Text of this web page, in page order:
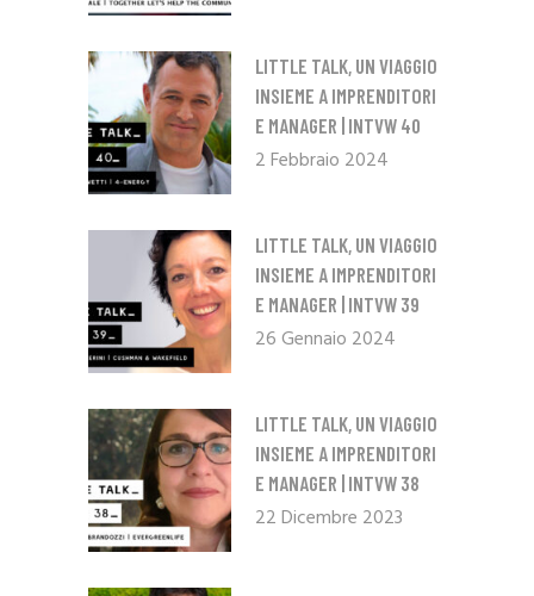
LITTLE TALK, UN VIAGGIO
INSIEME A IMPRENDITORI
E MANAGER | INTVW 40
2 Febbraio 2024
LITTLE TALK, UN VIAGGIO
INSIEME A IMPRENDITORI
E MANAGER | INTVW 39
26 Gennaio 2024
LITTLE TALK, UN VIAGGIO
INSIEME A IMPRENDITORI
E MANAGER | INTVW 38
22 Dicembre 2023